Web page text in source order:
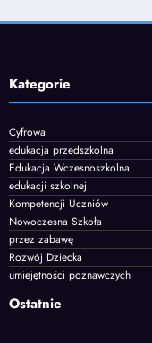
Kategorie
Cyfrowa
edukacja przedszkolna
Edukacja Wczesnoszkolna
edukacji szkolnej
Kompetencji Uczniów
Nowoczesna Szkoła
przez zabawę
Rozwój Dziecka
umiejętności poznawczych
Ostatnie